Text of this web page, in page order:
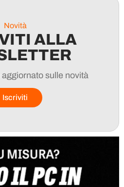
Novità
ALLA
sulle novità
Iscriviti